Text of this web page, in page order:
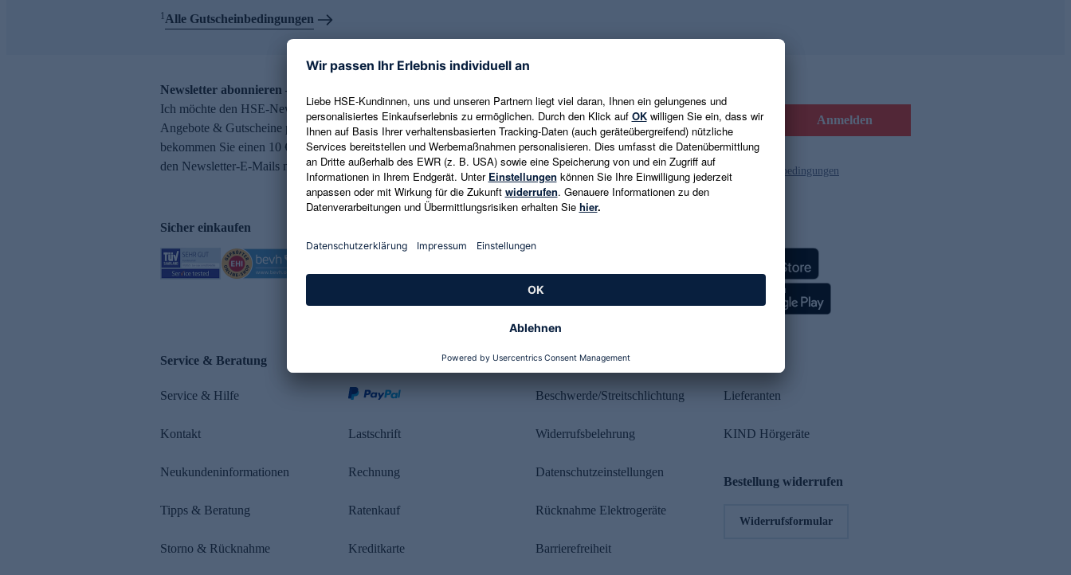
1Alle Gutscheinbedingungen
Newsletter abonnieren – 10 € Gutschein erhalten
Ich möchte den HSE-Newsletter abonnieren und aktuelle Trends,
Angebote & Gutscheine per E-Mail erhalten. Als Dankeschön
bekommen Sie einen 10 € Gutschein. Eine Abmeldung ist jederzeit in
den Newsletter-E-Mails möglich.
E-Mail-Adresse eingeben Anmelden
Es gelten die Datenschutzrichtlinien und die Gutscheinbedingungen
Sicher einkaufen
Service & Beratung
Service & Hilfe
Kontakt
Neukundeninformationen
Tipps & Beratung
Storno & Rücknahme
Lastschrift
Rechnung
Ratenkauf
Kreditkarte
Rechtliches
Beschwerde/Streitschlichtung
Widerrufsbelehrung
Datenschutzeinstellungen
Rücknahme Elektrogeräte
Barrierefreiheit
Lieferanten
KIND Hörgeräte
Bestellung widerrufen
Widerrufsformular